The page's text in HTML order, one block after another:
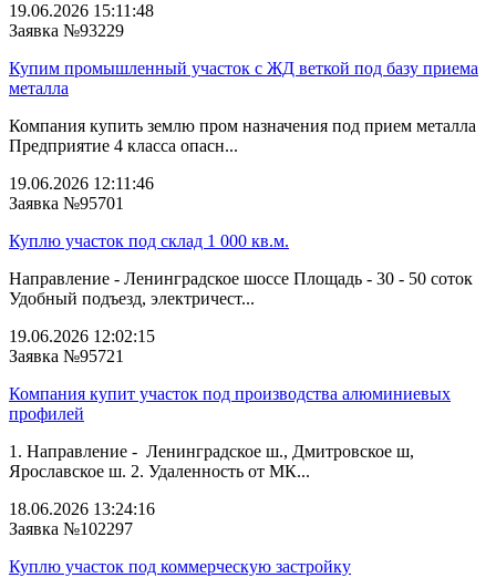
19.06.2026 15:11:48
Заявка №93229
Купим промышленный участок с ЖД веткой под базу приема
металла
Компания купить землю пром назначения под прием металла
Предприятие 4 класса опасн...
19.06.2026 12:11:46
Заявка №95701
Куплю участок под склад 1 000 кв.м.
Направление - Ленинградское шоссе Площадь - 30 - 50 соток
Удобный подъезд, электричест...
19.06.2026 12:02:15
Заявка №95721
Компания купит участок под производства алюминиевых
профилей
1. Направление - Ленинградское ш., Дмитровское ш,
Ярославское ш. 2. Удаленность от МК...
18.06.2026 13:24:16
Заявка №102297
Куплю участок под коммерческую застройку